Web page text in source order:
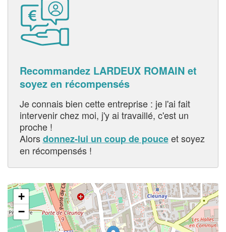
Recommandez LARDEUX ROMAIN et
soyez en récompensés
Je connais bien cette entreprise : je l'ai fait
intervenir chez moi, j'y ai travaillé, c'est un
proche !
Alorsdonnez-lui un coup de pouceet soyez
en récompensés !
+
−